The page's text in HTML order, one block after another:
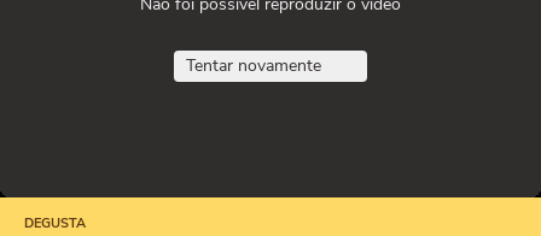
Tentar novamente
DEGUSTA